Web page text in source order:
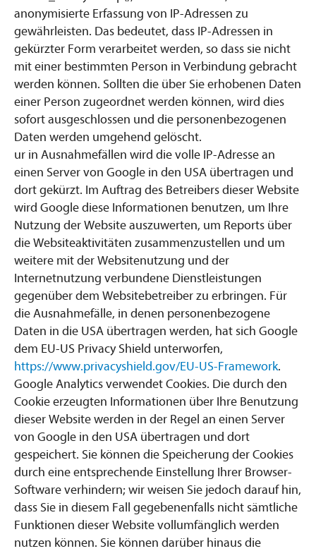
anonymisierte Erfassung von IP-Adressen zu
gewährleisten. Das bedeutet, dass IP-Adressen in
gekürzter Form verarbeitet werden, so dass sie nicht
mit einer bestimmten Person in Verbindung gebracht
werden können. Sollten die über Sie erhobenen Daten
einer Person zugeordnet werden können, wird dies
sofort ausgeschlossen und die personenbezogenen
Daten werden umgehend gelöscht.
ur in Ausnahmefällen wird die volle IP-Adresse an
einen Server von Google in den USA übertragen und
dort gekürzt. Im Auftrag des Betreibers dieser Website
wird Google diese Informationen benutzen, um Ihre
Nutzung der Website auszuwerten, um Reports über
die Websiteaktivitäten zusammenzustellen und um
weitere mit der Websitenutzung und der
Internetnutzung verbundene Dienstleistungen
gegenüber dem Websitebetreiber zu erbringen. Für
die Ausnahmefälle, in denen personenbezogene
Daten in die USA übertragen werden, hat sich Google
dem EU-US Privacy Shield unterworfen,
https://www.privacyshield.gov/EU-US-Framework.
Google Analytics verwendet Cookies. Die durch den
Cookie erzeugten Informationen über Ihre Benutzung
dieser Website werden in der Regel an einen Server
von Google in den USA übertragen und dort
gespeichert. Sie können die Speicherung der Cookies
durch eine entsprechende Einstellung Ihrer Browser-
Software verhindern; wir weisen Sie jedoch darauf hin,
dass Sie in diesem Fall gegebenenfalls nicht sämtliche
Funktionen dieser Website vollumfänglich werden
nutzen können. Sie können darüber hinaus die